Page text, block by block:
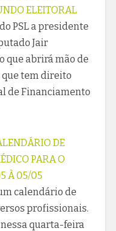
ELEITORAL
PSL a presidente
Jair
que abrirá mão de
que tem direito
de Financiamento
DE
PARA O
À 05/05
calendário de
profissionais.
quarta-feira